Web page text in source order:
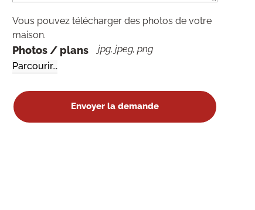
Vous pouvez télécharger des photos de votre
maison.
Photos / plans jpg, jpeg, png